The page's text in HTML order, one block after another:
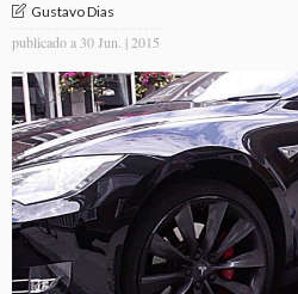
Gustavo Dias
publicado a 30 Jun. | 2015